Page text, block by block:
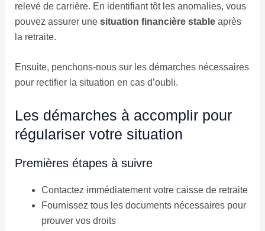
relevé de carrière. En identifiant tôt les anomalies, vous
pouvez assurer une situation financière stableaprès
la retraite.
Ensuite, penchons-nous sur les démarches nécessaires
pour rectifier la situation en cas d’oubli.
Les démarches à accomplir pour
régulariser votre situation
Premières étapes à suivre
Contactez immédiatement votre caisse de retraite
Fournissez tous les documents nécessaires pour
prouver vos droits